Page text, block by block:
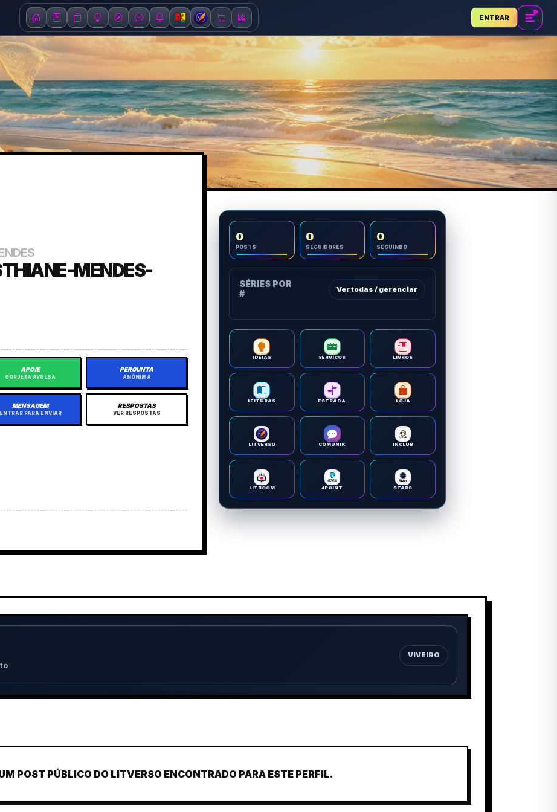
ENTRAR
MENDES-
APOIE
GORJETA AVULSA
PERGUNTA
ANÔNIMA
MENSAGEM
ENTRAR PARA ENVIAR
RESPOSTAS
VER RESPOSTAS
0
POSTS
0
SEGUIDORES
0
SEGUINDO
SÉRIES POR
#
Ver todas / gerenciar
IDEIAS SERVIÇOS LIVROS
LEITURAS ESTRADA LOJA
LITVERSO COMUNIK INCLUB
LITBOOM 4POINT STARS
VIVEIRO
POST PÚBLICO DO LITVERSO ENCONTRADO PARA ESTE PERFIL.